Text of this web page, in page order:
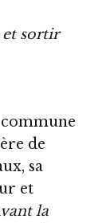
et sortir
de
sa
et
la